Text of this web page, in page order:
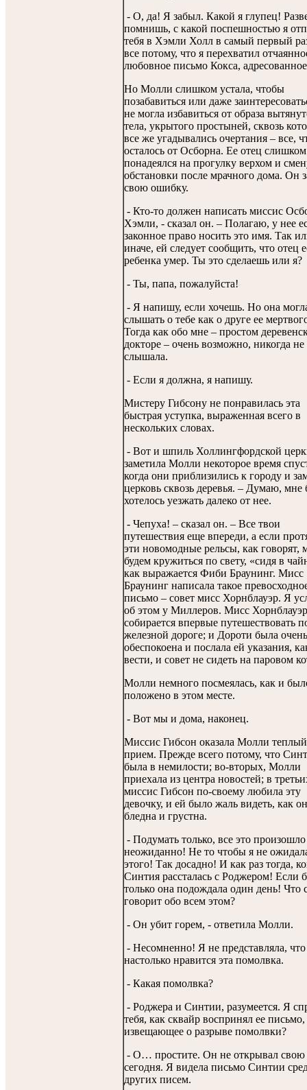
- О, да! Я забыл. Какой я глупец!
помнишь, с какой поспешностью я
тебя в Хэмли Холл в самый первый
все потому, что я перехватил
любовное письмо Кокса,
Но Молли слишком устала, чтобы
позабавиться или даже
не могла избавиться от образа
тела, укрытого простыней, сквозь
все же угадывались очертания – все,
осталось от Осборна. Ее отец слишком
понадеялся на прогулку верхом и
обстановки после мрачного дома. Он
свою ошибку.
- Кто-то должен написать миссис
Хэмли, - сказал он. – Полагаю, у нее
законное право носить это имя. Так
иначе, ей следует сообщить, что отец
ребенка умер. Ты это сделаешь или я?
- Ты, папа, пожалуйста!
- Я напишу, если хочешь. Но она
слышать о тебе как о друге ее
Тогда как обо мне – простом
докторе – очень возможно, никогда не
слышала.
- Если я должна, я напишу.
Мистеру Гибсону не понравилась эта
быстрая уступка, выраженная всего в
нескольких словах.
- Вот и шпиль Холлингфордской
заметила Молли некоторое время
когда они приблизились к городу и
церковь сквозь деревья. – Думаю, мне
хотелось уезжать далеко от нее.
- Чепуха! – сказал он. – Все твои
путешествия еще впереди, а если
эти новомодные рельсы, как говорят,
будем кружиться по свету, «сидя в
как выражается Фиби Браунинг. Мисс
Браунинг написала такое
письмо – совет мисс Хорнблауэр. Я
об этом у Миллеров. Мисс Хорнблауэр
собирается впервые путешествовать
железной дороге; и Дороти была очень
обеспокоена и послала ей указания,
вести, и совет не сидеть на паровом
Молли немного посмеялась, как и
положено в этом месте.
- Вот мы и дома, наконец.
Миссис Гибсон оказала Молли теплый
прием. Прежде всего потому, что
была в немилости; во-вторых, Молли
приехала из центра новостей; в
миссис Гибсон по-своему любила эту
девочку, и ей было жаль видеть, как
бледна и грустна.
- Подумать только, все это произошло
неожиданно! Не то чтобы я не
этого! Так досадно! И как раз тогда,
Синтия рассталась с Роджером! Если
только она подождала один день! Что
говорит обо всем этом?
- Он убит горем, - ответила Молли.
- Несомненно! Я не представляла,
настолько нравится эта помолвка.
- Какая помолвка?
- Роджера и Синтии, разумеется. Я
тебя, как сквайр воспринял ее письмо,
извещающее о разрыве помолвки?
- О… простите. Он не открывал свою
сегодня. Я видела письмо Синтии
других писем.